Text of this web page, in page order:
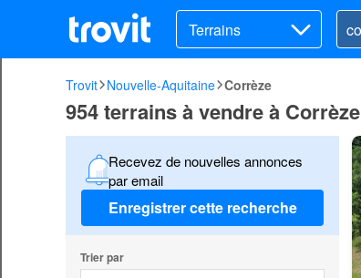
Terrains
Trovit Nouvelle-Aquitaine Corrèze
954 terrains à vendre à Corrèze
Recevez de nouvelles annonces
par email
Enregistrer cette recherche
Trier par